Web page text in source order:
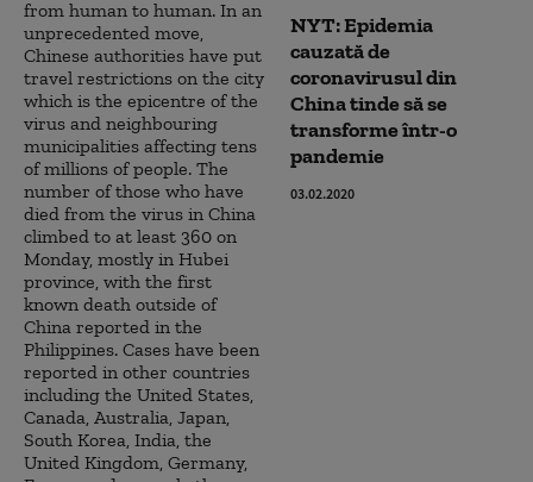
NYT: Epidemia
cauzată de
coronavirusul din
China tinde să se
transforme într-o
pandemie
03.02.2020